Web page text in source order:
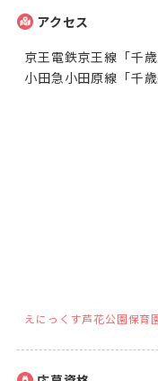
アクセス
京王電鉄京王線「千
小田急小田原線「千
えにっくす芦花公園保育